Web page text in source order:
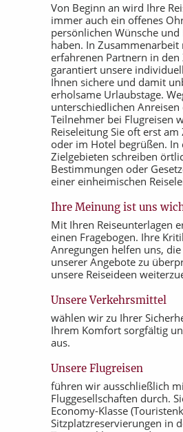
Von Beginn an wird Ihre
immer auch ein offenes
persönlichen Wünsche
haben. In Zusammenarbeit
erfahrenen Partnern in den
garantiert unsere
Ihnen sichere und damit
erholsame Urlaubstage.
unterschiedlichen Anreisen
Teilnehmer bei Flugreisen
Reiseleitung Sie oft erst
oder im Hotel begrüßen. In
Zielgebieten schreiben
Bestimmungen oder
einer einheimischen
Ihre Meinung ist uns
Mit Ihren Reiseunterlagen
einen Fragebogen. Ihre
Anregungen helfen uns,
unserer Angebote zu
unsere Reiseideen
Unsere Verkehrsmittel
wählen wir zu Ihrer
Ihrem Komfort sorgfältig
aus.
Unsere Flugreisen
führen wir ausschließlich
Fluggesellschaften durch.
Economy-Klasse
Sitzplatzreservierungen in